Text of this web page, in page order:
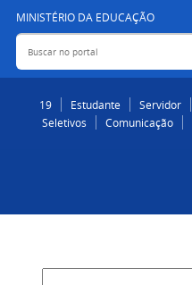
MINISTÉRIO DA EDUCAÇÃO
Buscar no portal
19
Estudante Servidor
Seletivos
Comunicação